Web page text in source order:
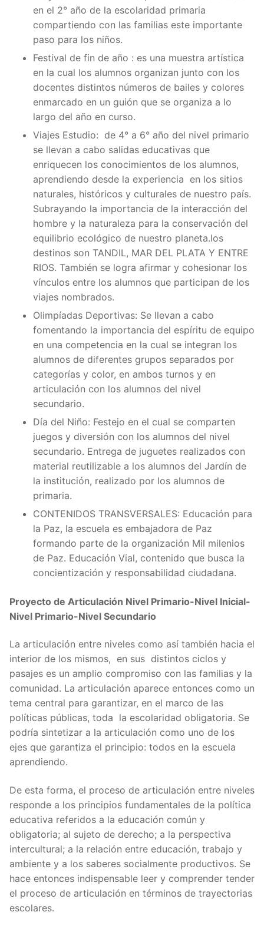
en el 2° año de la escolaridad primaria
compartiendo con las familias este importante
paso para los niños.
Festival de fin de año : es una muestra artística
en la cual los alumnos organizan junto con los
docentes distintos números de bailes y colores
enmarcado en un guión que se organiza a lo
largo del año en curso.
Viajes Estudio: de 4° a 6° año del nivel primario
se llevan a cabo salidas educativas que
enriquecen los conocimientos de los alumnos,
aprendiendo desde la experiencia en los sitios
naturales, históricos y culturales de nuestro país.
Subrayando la importancia de la interacción del
hombre y la naturaleza para la conservación del
equilibrio ecológico de nuestro planeta.los
destinos son TANDIL, MAR DEL PLATA Y ENTRE
RIOS. También se logra afirmar y cohesionar los
vínculos entre los alumnos que participan de los
viajes nombrados.
Olimpíadas Deportivas: Se llevan a cabo
fomentando la importancia del espíritu de equipo
en una competencia en la cual se integran los
alumnos de diferentes grupos separados por
categorías y color, en ambos turnos y en
articulación con los alumnos del nivel
secundario.
Día del Niño: Festejo en el cual se comparten
juegos y diversión con los alumnos del nivel
secundario. Entrega de juguetes realizados con
material reutilizable a los alumnos del Jardín de
la institución, realizado por los alumnos de
primaria.
CONTENIDOS TRANSVERSALES: Educación para
la Paz, la escuela es embajadora de Paz
formando parte de la organización Mil milenios
de Paz. Educación Vial, contenido que busca la
concientización y responsabilidad ciudadana.
Proyecto de Articulación Nivel Primario-Nivel Inicial-
Nivel Primario-Nivel Secundario
La articulación entre niveles como así también hacia el
interior de los mismos, en sus distintos ciclos y
pasajes es un amplio compromiso con las familias y la
comunidad. La articulación aparece entonces como un
tema central para garantizar, en el marco de las
políticas públicas, toda la escolaridad obligatoria. Se
podría sintetizar a la articulación como uno de los
ejes que garantiza el principio: todos en la escuela
aprendiendo.
De esta forma, el proceso de articulación entre niveles
responde a los principios fundamentales de la política
educativa referidos a la educación común y
obligatoria; al sujeto de derecho; a la perspectiva
intercultural; a la relación entre educación, trabajo y
ambiente y a los saberes socialmente productivos. Se
hace entonces indispensable leer y comprender tender
el proceso de articulación en términos de trayectorias
escolares.